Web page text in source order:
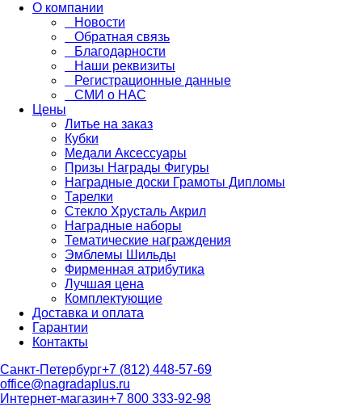
О компании
Новости
Обратная связь
Благодарности
Наши реквизиты
Регистрационные данные
СМИ о НАС
Цены
Литье на заказ
Кубки
Медали Аксессуары
Призы Награды Фигуры
Наградные доски Грамоты Дипломы
Тарелки
Стекло Хрусталь Акрил
Наградные наборы
Тематические награждения
Эмблемы Шильды
Фирменная атрибутика
Лучшая цена
Комплектующие
Доставка и оплата
Гарантии
Контакты
Санкт-Петербург+7 (812) 448-57-69
office@nagradaplus.ru
Интернет-магазин+7 800 333-92-98